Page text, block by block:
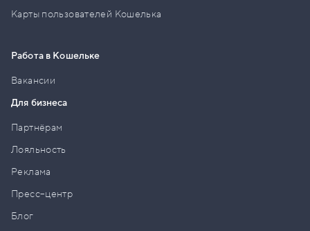
Карты пользователей Кошелька
Работа в Кошельке
Вакансии
Для бизнеса
Партнёрам
Лояльность
Реклама
Пресс–центр
Блог